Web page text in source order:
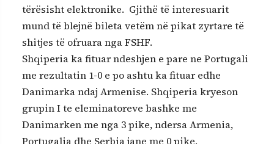
tërësisht elektronike. Gjithë të interesuarit
mund të blejnë bileta vetëm në pikat zyrtare të
shitjes të ofruara nga FSHF.
Shqiperia ka fituar ndeshjen e pare ne Portugali
me rezultatin 1-0 e po ashtu ka fituar edhe
Danimarka ndaj Armenise. Shqiperia kryeson
grupin I te eleminatoreve bashke me
Danimarken me nga 3 pike, ndersa Armenia,
Portugalia dhe Serbia jane me 0 pike.